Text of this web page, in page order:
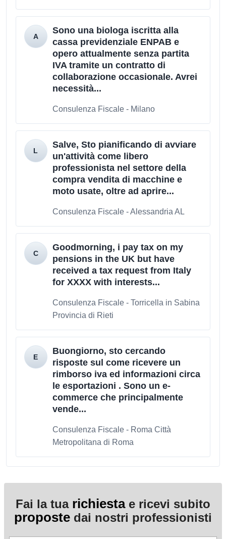
Sono una biologa iscritta alla
cassa previdenziale ENPAB e
opero attualmente senza partita
IVA tramite un contratto di
collaborazione occasionale. Avrei
necessità...
Consulenza Fiscale - Milano
Salve, Sto pianificando di avviare
un'attività come libero
professionista nel settore della
compra vendita di macchine e
moto usate, oltre ad aprire...
Consulenza Fiscale - Alessandria AL
Goodmorning, i pay tax on my
pensions in the UK but have
received a tax request from Italy
for XXXX with interests...
Consulenza Fiscale - Torricella in Sabina
Provincia di Rieti
Buongiorno, sto cercando
risposte sul come ricevere un
rimborso iva ed informazioni circa
le esportazioni . Sono un e-
commerce che principalmente
vende...
Consulenza Fiscale - Roma Città
Metropolitana di Roma
Fai la tua richiestae ricevi subito
proposte dai nostri professionisti